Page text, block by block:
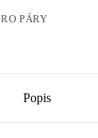
PÁRY
Popis